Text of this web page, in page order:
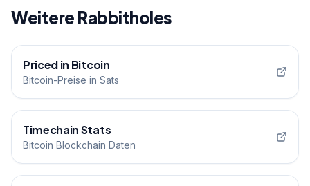
Weitere Rabbitholes
Priced in Bitcoin
Bitcoin-Preise in Sats
Timechain Stats
Bitcoin Blockchain Daten